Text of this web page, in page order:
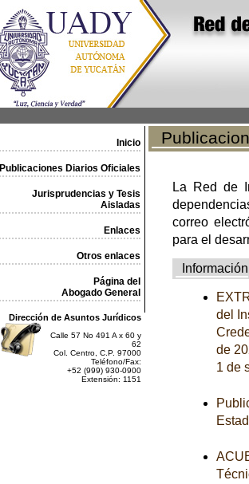
Inicio
Publicaciones Diarios Oficiales
Jurisprudencias y Tesis
Aisladas
Enlaces
Otros enlaces
Página del
Abogado General
Dirección de Asuntos Jurídicos
Calle 57 No 491 A x 60 y
62
Col. Centro, C.P. 97000
Teléfono/Fax:
+52 (999) 930-0900
Extensión: 1151
La Red de
correo
para el
Información
del
de
1 de